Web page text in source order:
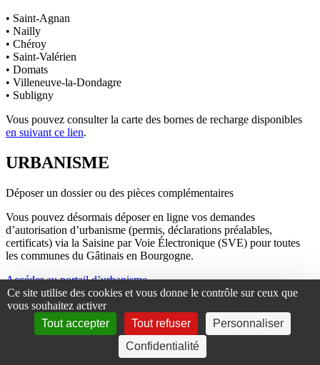
Ce site utilise des cookies et vous donne le contrôle sur ceux que
vous souhaitez activer
Tout accepter
Tout refuser
Personnaliser
Confidentialité
• Saint-Agnan
• Nailly
• Chéroy
• Saint-Valérien
• Domats
• Villeneuve-la-Dondagre
• Subligny
Vous pouvez consulter la carte des bornes de recharge disponibles
en suivant ce lien.
URBANISME
Déposer un dossier ou des pièces complémentaires
Vous pouvez désormais déposer en ligne vos demandes
d’autorisation d’urbanisme (permis, déclarations préalables,
certificats) via la Saisine par Voie Électronique (SVE) pour toutes
les communes du Gâtinais en Bourgogne.
Accéder au portail d’urbanisme
Le dépôt papier reste possible en mairie.
Rencontrer une instructrice
Contacter l’accueil du service urbanisme au